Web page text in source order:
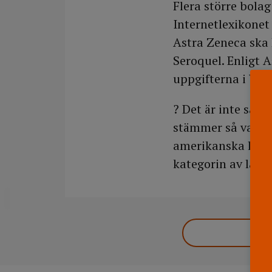
Flera större
Internetlexikonet
Astra Zeneca
Seroquel. Enligt
uppgifterna i
? Det är inte
stämmer så var
amerikanska
kategorin av